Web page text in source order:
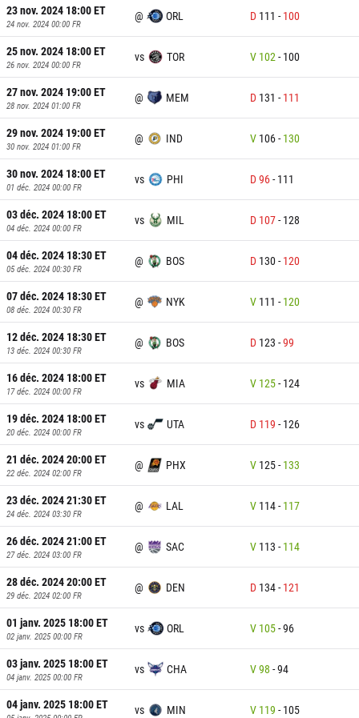
23 nov. 2024 18:00ET
24 nov. 2024 00:00 FR
@ ORL D 111 - 100
25 nov. 2024 18:00ET
26 nov. 2024 00:00 FR
vs TOR V 102- 100
27 nov. 2024 19:00ET
28 nov. 2024 01:00 FR
@ MEM D 131 - 111
29 nov. 2024 19:00ET
30 nov. 2024 01:00 FR
@ IND V 106- 130
30 nov. 2024 18:00ET
01 déc. 2024 00:00 FR
vs PHI D 96- 111
03 déc. 2024 18:00ET
04 déc. 2024 00:00 FR
vs MIL D 107- 128
04 déc. 2024 18:30ET
05 déc. 2024 00:30 FR
@ BOS D 130- 120
07 déc. 2024 18:30ET
08 déc. 2024 00:30 FR
@ NYK V 111 - 120
12 déc. 2024 18:30ET
13 déc. 2024 00:30 FR
@ BOS D 123 -99
16 déc. 2024 18:00ET
17 déc. 2024 00:00 FR
vs MIA V 125- 124
19 déc. 2024 18:00ET
20 déc. 2024 00:00 FR
vs UTA D 119 - 126
21 déc. 2024 20:00ET
22 déc. 2024 02:00 FR
@ PHX V 125- 133
23 déc. 2024 21:30ET
24 déc. 2024 03:30 FR
@ LAL V 114- 117
26 déc. 2024 21:00ET
27 déc. 2024 03:00 FR
@ SAC V 113 - 114
28 déc. 2024 20:00ET
29 déc. 2024 02:00 FR
@ DEN D 134- 121
01 janv. 2025 18:00ET
02 janv. 2025 00:00 FR
vs ORL V 105-96
03 janv. 2025 18:00ET
04 janv. 2025 00:00 FR
vs CHA V98 -94
04 janv. 2025 18:00ET vs MIN V 119 - 105